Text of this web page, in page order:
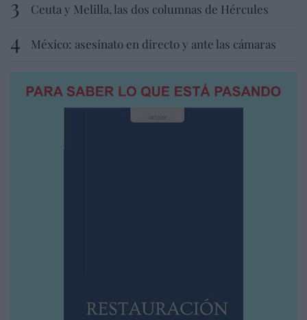
Ceuta y Melilla, las dos columnas de Hércules
México: asesinato en directo y ante las cámaras